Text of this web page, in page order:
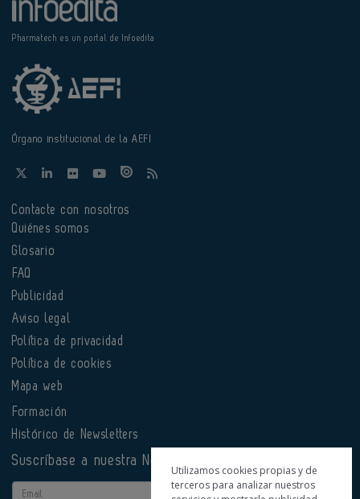
Pharmatech es un portal de Infoedita
Órgano institucional de la AEFI
Contacte con nosotros
Quiénes somos
Glosario
FAQ
Publicidad
Aviso legal
Política de privacidad
Política de cookies
Mapa web
Formación
Histórico de Newsletters
Suscríbase a nuestra Newsletter
Email
Utilizamos cookies propias y de
terceros para analizar nuestros